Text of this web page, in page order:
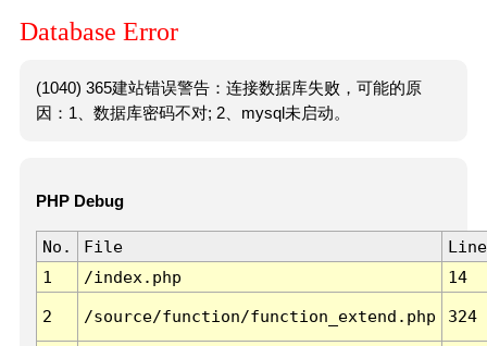
Database Error
(1040) 365建站错误警告：连接数据库失败，可能的原
因：1、数据库密码不对; 2、mysql未启动。
PHP Debug
No. File
Line
1
/index.php 14
2 /source/function/function_extend.php 324